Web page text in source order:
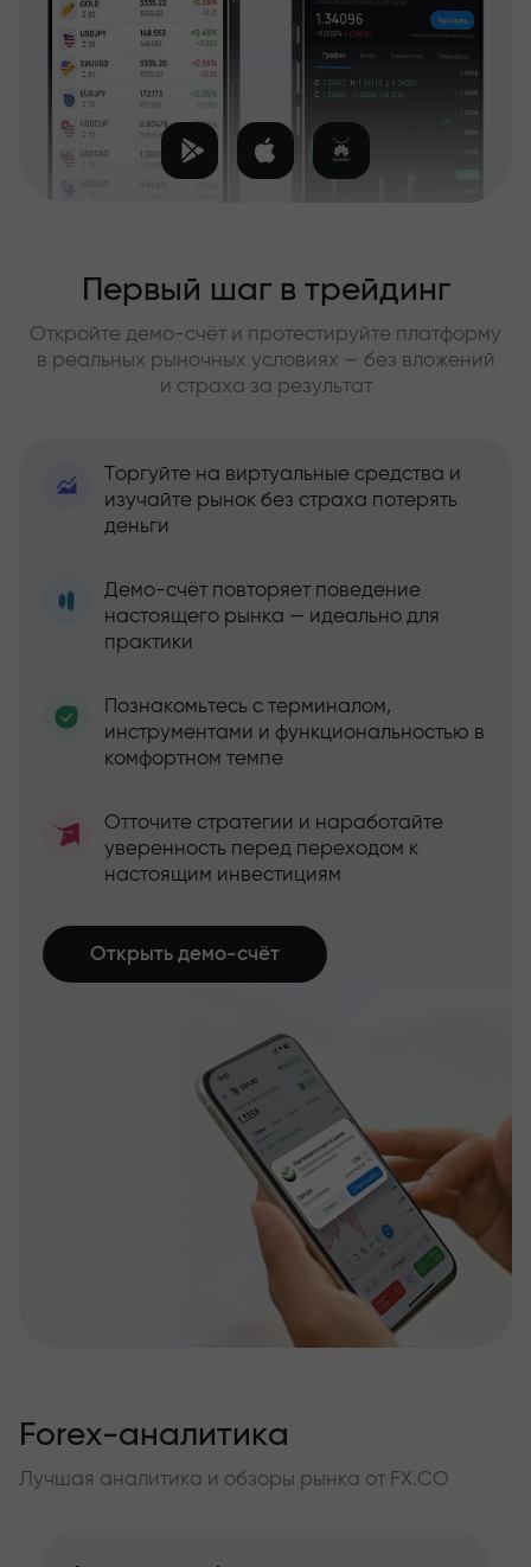
Первый шаг в трейдинг
Откройте демо-счёт и протестируйте платформу
в реальных рыночных условиях — без вложений
и страха за результат
Торгуйте на виртуальные средства и
изучайте рынок без страха потерять
деньги
Демо-счёт повторяет поведение
настоящего рынка — идеально для
практики
Познакомьтесь с терминалом,
инструментами и функциональностью в
комфортном темпе
Отточите стратегии и наработайте
уверенность перед переходом к
настоящим инвестициям
Открыть демо-счёт
Forex-аналитика
Лучшая аналитика и обзоры рынка от FX.CO